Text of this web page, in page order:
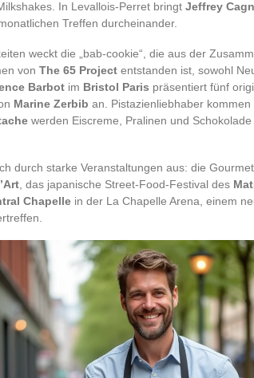
In Levallois-Perret bringt Jeffrey
Treffen durcheinander.
weckt die „bab-cookie“, die aus der
von The 65 Project entstanden ist, sowohl
Barbot im Bristol Paris präsentiert fünf
Marine Zerbib an. Pistazienliebhaber
werden Eiscreme, Pralinen und
durch starke Veranstaltungen aus: die
, das japanische Street-Food-Festival des
Chapelle in der La Chapelle Arena, einem